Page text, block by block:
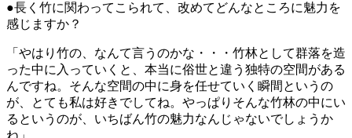
●長く竹に関わってこられて、改めてどんなところに魅力を
感じますか？
「やはり竹の、なんて言うのかな・・・竹林として群落を造
った中に入っていくと、本当に俗世と違う独特の空間がある
んですね。そんな空間の中に身を任せていく瞬間というの
が、とても私は好きでしてね。やっぱりそんな竹林の中にい
るというのが、いちばん竹の魅力なんじゃないでしょうか